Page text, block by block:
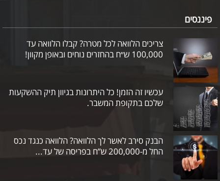
פיננסים
צריכים הלוואה לכל מטרה? קבלו הלוואה עד
100,000 ש״ח בהחזרים נוחים ובאופן מקוון!
עכשיו זה הזמן! כל היתרונות בגיוון תיק ההשקעות
שלכם בתקופת המשבר.
הבנק סירב לאשר לך הלוואה? הלוואה כנגד נכס
החל מ-200,000 ש”ח בפריסה של עד...